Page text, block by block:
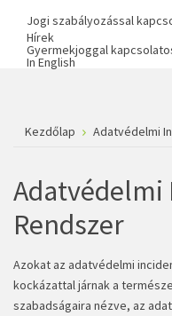
Jogi szabályozással
Hírek
Gyermekjoggal
In English
Kezdőlap Adatvédelmi
Rendszer
Azokat az adatvédelmi
kockázattal járnak a
szabadságaira nézve, az